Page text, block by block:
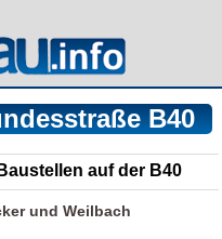
B40
auf der B40
und Weilbach